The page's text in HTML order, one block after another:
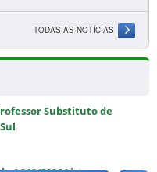
TODAS AS NOTÍCIAS
Substituto de